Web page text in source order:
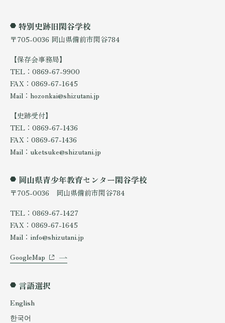
特別史跡旧閑谷学校
〒705-0036 岡山県備前市閑谷784
【保存会事務局】
TEL：0869-67-9900
FAX：0869-67-1645
Mail：hozonkai@shizutani.jp
【史跡受付】
TEL：0869-67-1436
FAX：0869-67-1436
Mail：uketsuke@shizutani.jp
岡山県青少年教育センター閑谷学校
〒705-0036 岡山県備前市閑谷784
TEL：0869-67-1427
FAX：0869-67-1645
Mail：info@shizutani.jp
GoogleMap
言語選択
English
한국어